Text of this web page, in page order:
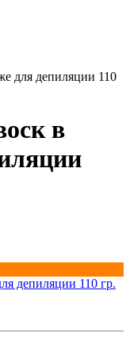
для депиляции 110
в